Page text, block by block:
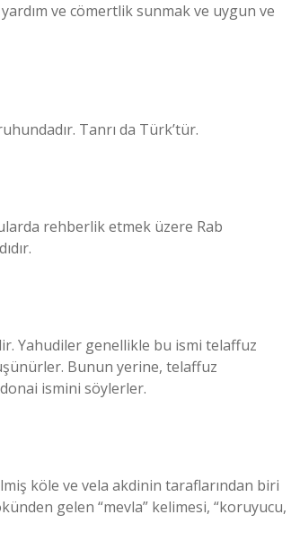
ve cömertlik sunmak ve uygun ve
Tanrı da Türk’tür.
rehberlik etmek üzere Rab
Bunun yerine, telaffuz
ismini söylerler.
köle ve vela akdinin taraflarından biri
gelen “mevla” kelimesi, “koruyucu,